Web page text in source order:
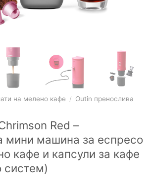
на мелено кафе / Outin пренослива
Red –
мини машина за еспресо
кафе и капсули за кафе
систем)